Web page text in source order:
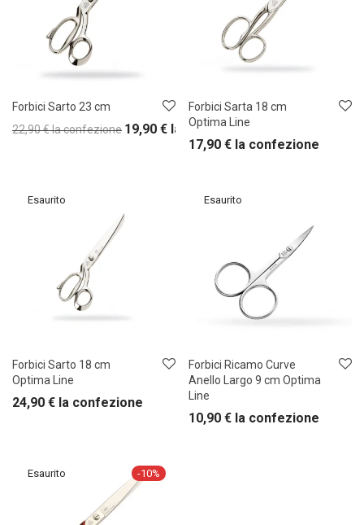
Forbici Sarto 23 cm
22,90€la confezione 19,90 € la confezione
Forbici Sarta 18 cm
Optima Line
17,90 € la confezione
Forbici Sarto 18 cm
Optima Line
24,90 € la confezione
Forbici Ricamo Curve
Anello Largo 9 cm Optima
Line
10,90 € la confezione
-10%